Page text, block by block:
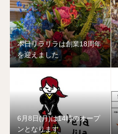
本日リラリラは創業18周年
を迎えました
6月8日(月)は14時のオープ
ンとなります